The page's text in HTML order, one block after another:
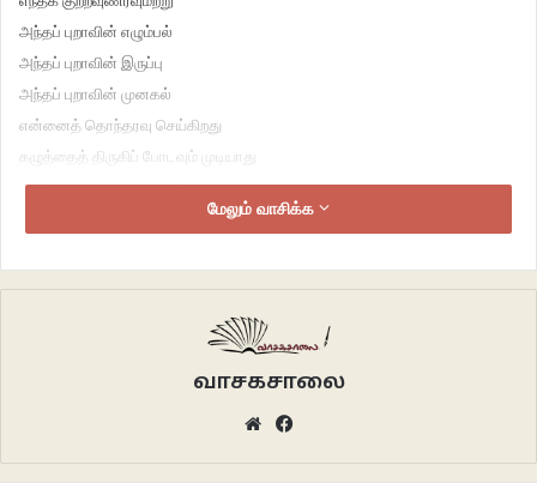
அந்தப் புறாவின் எழும்பல்
அந்தப் புறாவின் இருப்பு
அந்தப் புறாவின் முனகல்
என்னைத் தொந்தரவு செய்கிறது
கழுத்தைத் திருகிப் போடவும் முடியாது
காலொன்றை ஒட்டவும் வழியற்று
அதைக் கடந்து செல்லும் கணம்
வாழ்விற்கும், உலகிற்கும் எப்போதும் வாய்ப்பதில்லை
விரிந்ததாலேயே எப்போதும்
மேலும் வாசிக்க
வாசகசாலை
Website